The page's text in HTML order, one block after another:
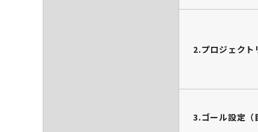
2.プロジェクト
3.ゴール設定（